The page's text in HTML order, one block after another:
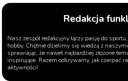
Redakcja
Nasz zespół redakcyjny łączy pasję do
hobby. Chętnie dzielimy się wiedzą z
sprawiając, że nawet najbardziej złożone
inspirujące. Razem odkrywamy, jak czerpać
aktywności!